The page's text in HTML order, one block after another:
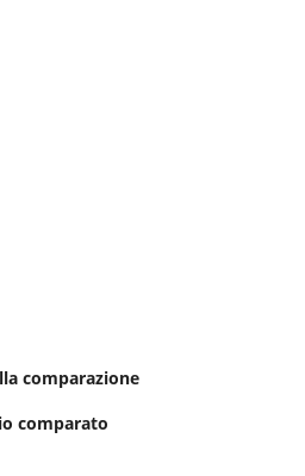
comparazione
comparato